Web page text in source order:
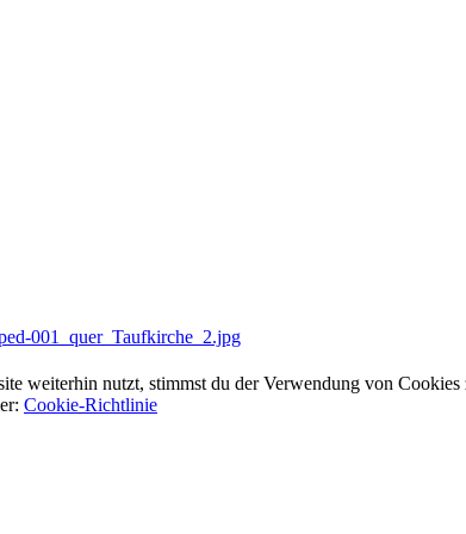
001_quer_Taufkirche_2.jpg
weiterhin nutzt, stimmst du der Verwendung von Cookies
Cookie-Richtlinie